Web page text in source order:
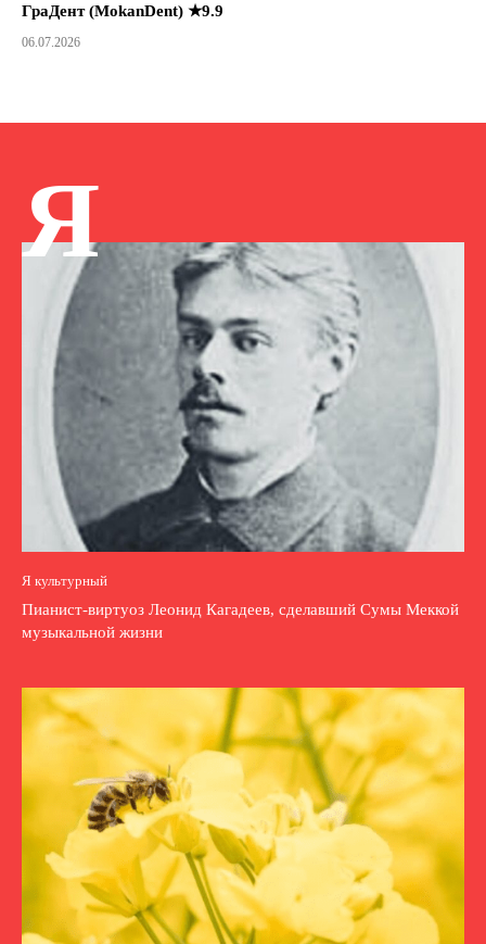
ГраДент (MokanDent) ★9.9
06.07.2026
Я
Я культурный
Пианист-виртуоз Леонид Кагадеев, сделавший Сумы Меккой
музыкальной жизни